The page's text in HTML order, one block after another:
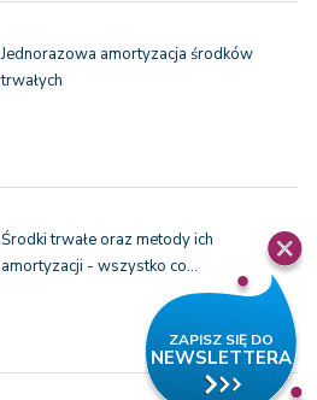
Jednorazowa amortyzacja środków
trwałych
Środki trwałe oraz metody ich
amortyzacji - wszystko co…